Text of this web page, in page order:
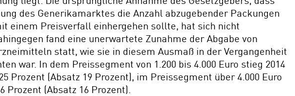
des Generikamarktes die Anzahl abzugebender Packungen
einem Preisverfall einhergehen sollte, hat sich nicht
fand eine unerwartete Zunahme der Abgabe von
statt, wie sie in diesem Ausmaß in der Vergangenheit
war. In dem Preissegment von 1.200 bis 4.000 Euro stieg 2014
Prozent (Absatz 19 Prozent), im Preissegment über 4.000 Euro
Prozent (Absatz 16 Prozent).